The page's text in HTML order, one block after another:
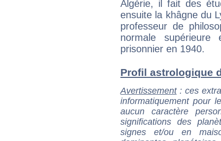
Algérie, il fait des
ensuite la khâgne du
professeur de
normale
prisonnier en 1940.
Profil astrologique
Avertissement: ces
informatiquement pour
aucun caractère
significations des
signes et/ou en